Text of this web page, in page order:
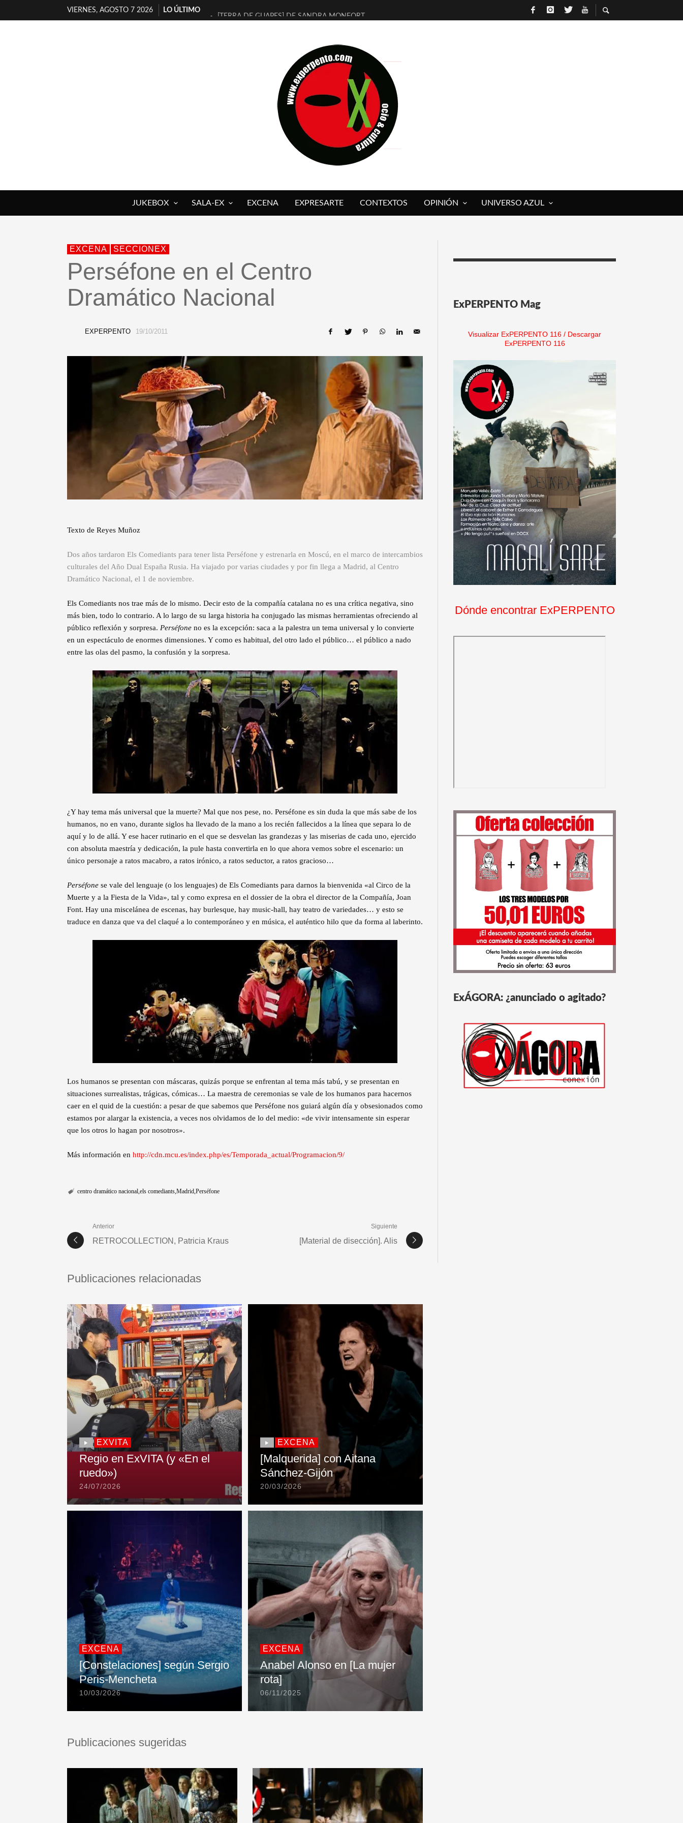
VIERNES, AGOSTO 7 2026
LO ÚLTIMO
[TERRA DE GUAPES] DE SANDRA MONFORT
TIMBRE 4, LA ESCUELA DEL DIRECTOR TEATRAL CLAUDIO TOLCACHIR
30 AÑOS (NO ES NADA) DE LA KATARSIS DEL TOMATAZO
MILITARES JUDÍAS EN #EXVITA
D’BALDOMEROS REINVENTAN [BITÁCORA 3.0] EN EXVITA
MARSHALL FLASH PRESENTA EN EXVITA [RELATIVA SENCILLEZ]
JOFRE BARDAGÍ EN EXVITA INTERPRETANDO A SERRAT
YORCH PRESENTA [CURSO DE ARMONÍA PERSECUTORIA] EN EXVITA
JUKEBOX SALA-EX EXCENA EXPRESARTE CONTEXTOS OPINIÓN UNIVERSO AZUL
EXCENA SECCIONEX
Perséfone en el Centro
Dramático Nacional
EXPERPENTO 19/10/2011
Texto de Reyes Muñoz
Dos años tardaron Els Comediants para tener lista Perséfone y estrenarla en Moscú, en el marco de intercambios
culturales del Año Dual España Rusia. Ha viajado por varias ciudades y por fin llega a Madrid, al Centro
Dramático Nacional, el 1 de noviembre.
Els Comediants nos trae más de lo mismo. Decir esto de la compañía catalana no es una crítica negativa, sino
más bien, todo lo contrario. A lo largo de su larga historia ha conjugado las mismas herramientas ofreciendo al
público reflexión y sorpresa. Perséfone no es la excepción: saca a la palestra un tema universal y lo convierte
en un espectáculo de enormes dimensiones. Y como es habitual, del otro lado el público… el público a nado
entre las olas del pasmo, la confusión y la sorpresa.
¿Y hay tema más universal que la muerte? Mal que nos pese, no. Perséfone es sin duda la que más sabe de los
humanos, no en vano, durante siglos ha llevado de la mano a los recién fallecidos a la línea que separa lo de
aquí y lo de allá. Y ese hacer rutinario en el que se desvelan las grandezas y las miserias de cada uno, ejercido
con absoluta maestría y dedicación, la pule hasta convertirla en lo que ahora vemos sobre el escenario: un
único personaje a ratos macabro, a ratos irónico, a ratos seductor, a ratos gracioso…
Perséfone se vale del lenguaje (o los lenguajes) de Els Comediants para darnos la bienvenida «al Circo de la
Muerte y a la Fiesta de la Vida», tal y como expresa en el dossier de la obra el director de la Compañía, Joan
Font. Hay una miscelánea de escenas, hay burlesque, hay music-hall, hay teatro de variedades… y esto se
traduce en danza que va del claqué a lo contemporáneo y en música, el auténtico hilo que da forma al laberinto.
Los humanos se presentan con máscaras, quizás porque se enfrentan al tema más tabú, y se presentan en
situaciones surrealistas, trágicas, cómicas… La maestra de ceremonias se vale de los humanos para hacernos
caer en el quid de la cuestión: a pesar de que sabemos que Perséfone nos guiará algún día y obsesionados como
estamos por alargar la existencia, a veces nos olvidamos de lo del medio: «de vivir intensamente sin esperar
que los otros lo hagan por nosotros».
Más información en http://cdn.mcu.es/index.php/es/Temporada_actual/Programacion/9/
centro dramático nacional els comediants Madrid Perséfone
Anterior
RETROCOLLECTION, Patricia Kraus
Siguiente
[Material de disección]. Alis
Publicaciones relacionadas
EXVITA
Regio en ExVITA (y «En el
ruedo»)
24/07/2026
EXCENA
[Malquerida] con Aitana
Sánchez-Gijón
20/03/2026
EXCENA
[Constelaciones] según Sergio
Peris-Mencheta
10/03/2026
EXCENA
Anabel Alonso en [La mujer
rota]
06/11/2025
Publicaciones sugeridas
ExPERPENTO Mag
Visualizar ExPERPENTO 116 / Descargar
ExPERPENTO 116
Dónde encontrar ExPERPENTO
ExÁGORA: ¿anunciado o agitado?